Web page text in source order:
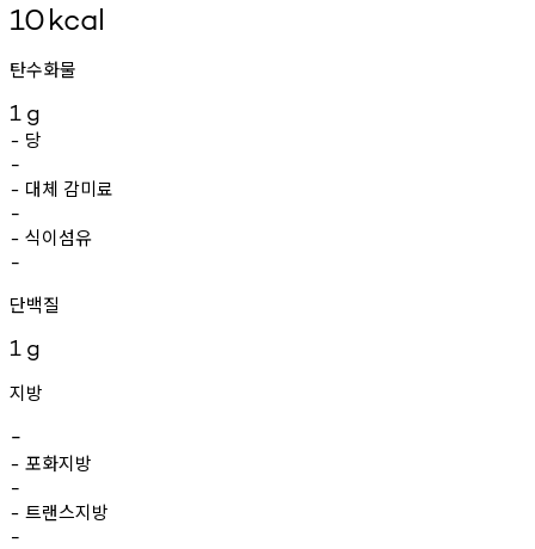
10kcal
탄수화물
1 g
- 당
-
- 대체 감미료
-
- 식이섬유
-
단백질
1 g
지방
-
- 포화지방
-
- 트랜스지방
-